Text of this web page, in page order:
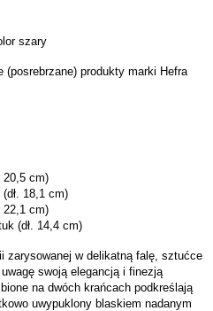
szary
produkty marki Hefra
20,5 cm)
18,1 cm)
22,1 cm)
(dł. 14,4 cm)
zarysowanej w delikatną falę, sztućce
swoją elegancją i finezją
na dwóch krańcach podkreślają
uwypuklony blaskiem nadanym